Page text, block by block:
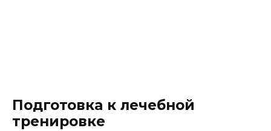
Подготовка к лечебной
тренировке